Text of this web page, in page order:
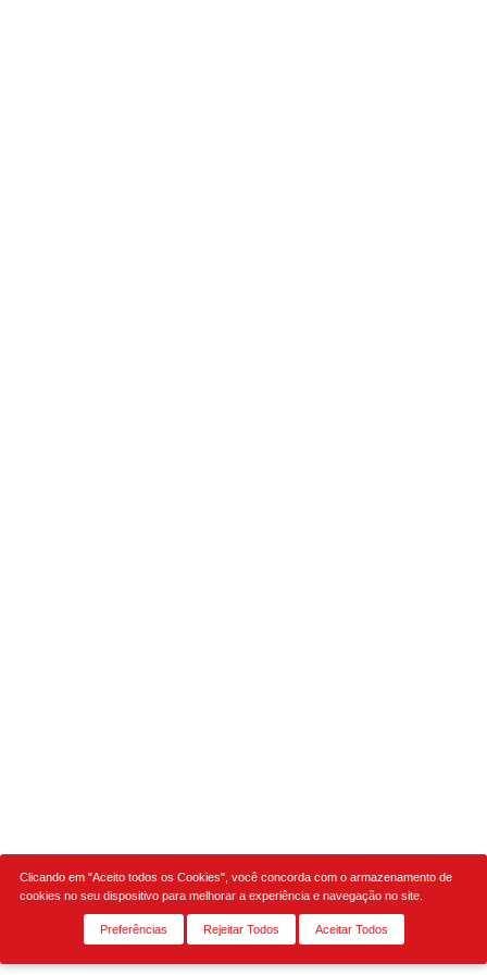
Clicando em "Aceito todos os Cookies", você concorda com o armazenamento de
cookies no seu dispositivo para melhorar a experiência e navegação no site.
Preferências Rejeitar Todos Aceitar Todos